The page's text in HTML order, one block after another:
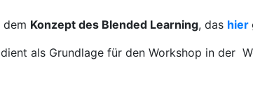
dem Konzept des Blended Learning, das hier
als Grundlage für den Workshop in der